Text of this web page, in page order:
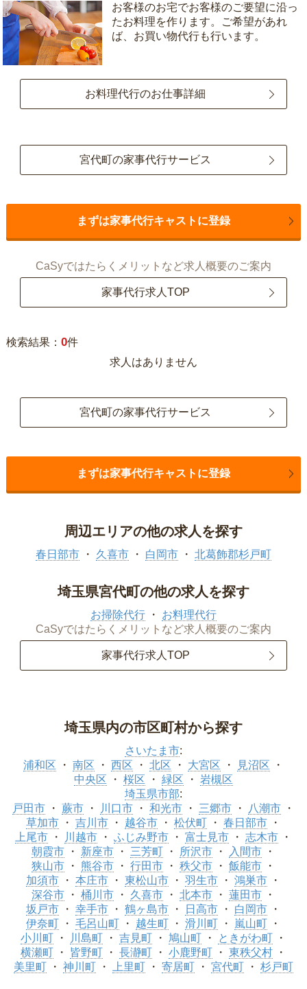
お客様のお宅でお客様のご要望に沿っ
たお料理を作ります。ご希望があれ
ば、お買い物代行も行います。
お料理代行のお仕事詳細
宮代町の家事代行サービス
まずは家事代行キャストに登録
CaSyではたらくメリットなど求人概要のご案内
家事代行求人TOP
検索結果： 0件
求人はありません
宮代町の家事代行サービス
まずは家事代行キャストに登録
周辺エリアの他の求人を探す
春日部市 久喜市 白岡市 北葛飾郡杉戸町
埼玉県宮代町の他の求人を探す
お掃除代行
お料理代行
CaSyではたらくメリットなど求人概要のご案内
家事代行求人TOP
埼玉県内の市区町村から探す
さいたま市:
浦和区
南区 西区 北区 大宮区
見沼区
中央区
桜区 緑区
岩槻区
埼玉県市部:
戸田市
蕨市 川口市 和光市 三郷市
八潮市
草加市
吉川市 越谷市 松伏町
春日部市
上尾市
川越市 ふじみ野市 富士見市
志木市
朝霞市
新座市 三芳町 所沢市
入間市
狭山市
熊谷市 行田市 秩父市
飯能市
加須市
本庄市 東松山市 羽生市
鴻巣市
深谷市
桶川市 久喜市 北本市
蓮田市
坂戸市
幸手市 鶴ヶ島市 日高市
白岡市
伊奈町
毛呂山町 越生町 滑川町
嵐山町
小川町
川島町 吉見町 鳩山町
ときがわ町
横瀬町
皆野町 長瀞町 小鹿野町
東秩父村
美里町
神川町 上里町 寄居町 宮代町 杉戸町